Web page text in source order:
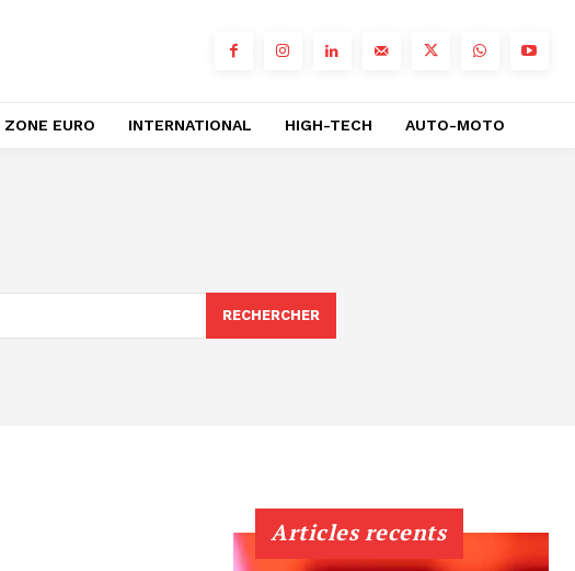
ZONE EURO INTERNATIONAL HIGH-TECH AUTO-MOTO
RECHERCHER
Articles recents